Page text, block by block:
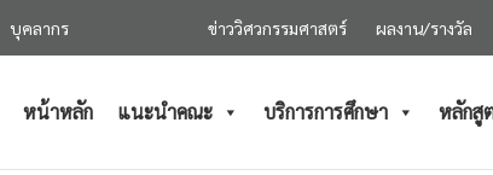
บุคลากร ข่าววิศวกรรมศาสตร์ ผลงาน/รางวัล
หน้าหลัก แนะนำคณะ บริการการศึกษา หลักสู